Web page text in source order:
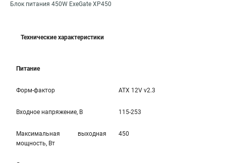
Блок питания 450W ExeGate XP450
Технические характеристики
Питание
Форм-фактор ATX 12V v2.3
Входное напряжение, В 115-253
Максимальная выходная
мощность, Вт
450